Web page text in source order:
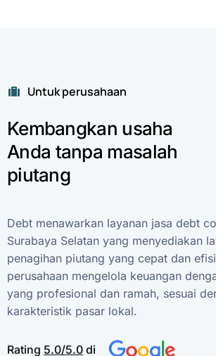
Untuk perusahaan
Kembangkan usaha
Anda tanpa masalah
piutang
Debt menawarkan layanan jasa debt
Surabaya Selatan yang menyediakan
penagihan piutang yang cepat dan
perusahaan mengelola keuangan
yang profesional dan ramah, sesuai
karakteristik pasar lokal.
Rating 5.0/5.0 di